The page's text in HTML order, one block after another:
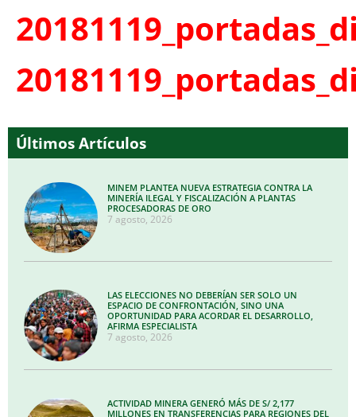
Últimos Artículos
MINEM PLANTEA NUEVA ESTRATEGIA CONTRA LA
MINERÍA ILEGAL Y FISCALIZACIÓN A PLANTAS
PROCESADORAS DE ORO
7 agosto, 2026
LAS ELECCIONES NO DEBERÍAN SER SOLO UN
ESPACIO DE CONFRONTACIÓN, SINO UNA
OPORTUNIDAD PARA ACORDAR EL DESARROLLO,
AFIRMA ESPECIALISTA
7 agosto, 2026
ACTIVIDAD MINERA GENERÓ MÁS DE S/ 2,177
MILLONES EN TRANSFERENCIAS PARA REGIONES DEL